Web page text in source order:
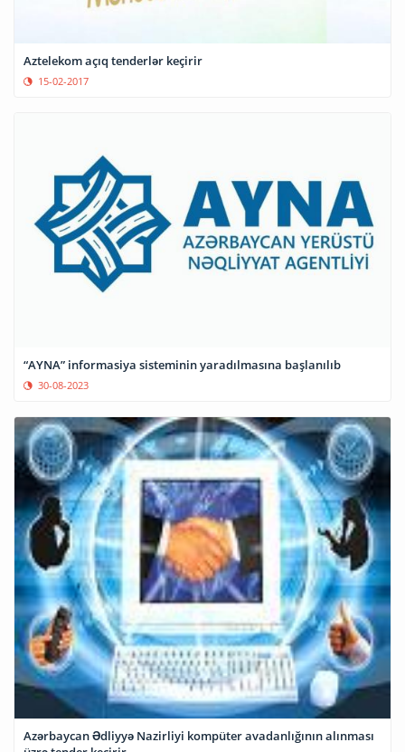
Aztelekom açıq tenderlər keçirir
15-02-2017
“AYNA” informasiya sisteminin yaradılmasına başlanılıb
30-08-2023
Azərbaycan Ədliyyə Nazirliyi kompüter avadanlığının alınması